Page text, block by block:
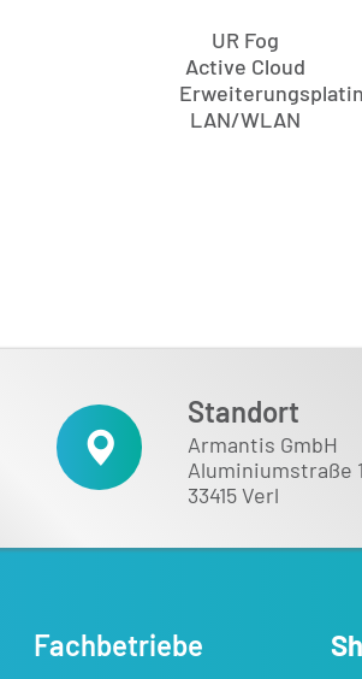
UR Fog
Active Cloud
LAN/WLAN
Standort
Armantis GmbH
Aluminiumstraße 1
33415 Verl
Fachbetriebe